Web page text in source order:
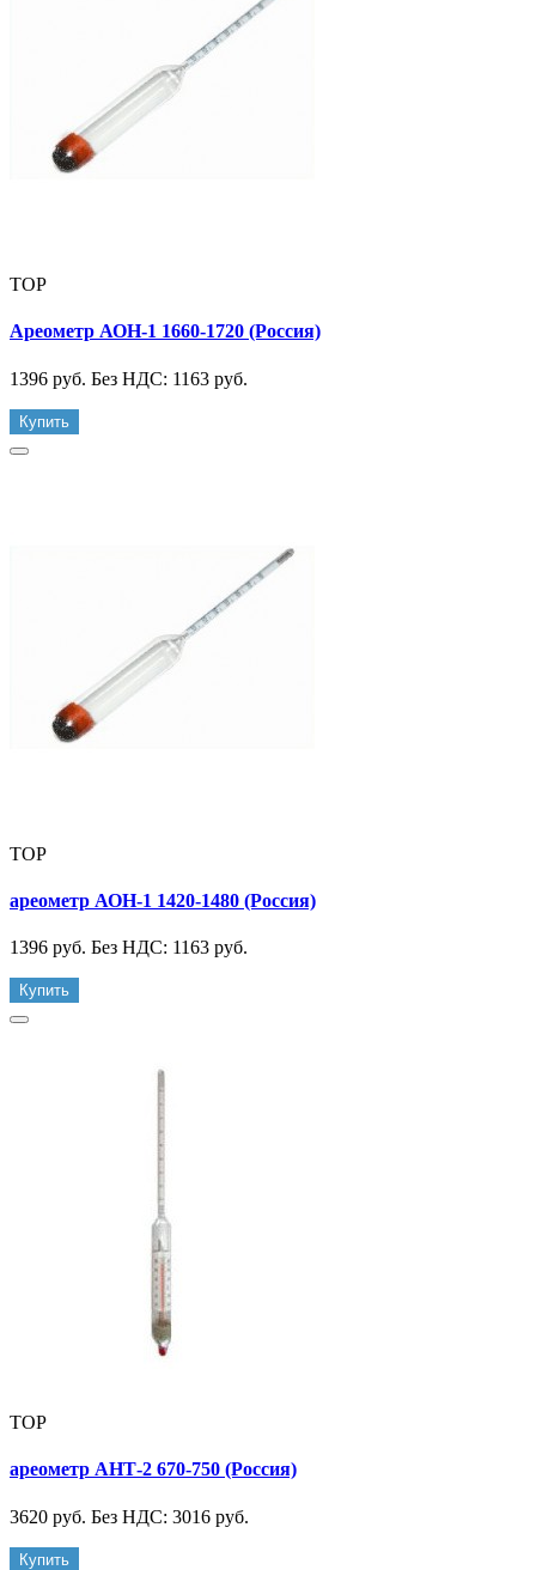
TOP
Ареометр АОН-1 1660-1720 (Россия)
1396 руб. Без НДС: 1163 руб.
Купить
TOP
ареометр АОН-1 1420-1480 (Россия)
1396 руб. Без НДС: 1163 руб.
Купить
TOP
ареометр АНТ-2 670-750 (Россия)
3620 руб. Без НДС: 3016 руб.
Купить